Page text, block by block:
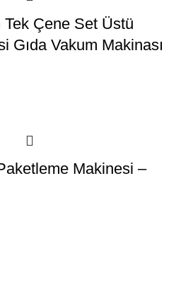
Çene Set Üstü
Gıda Vakum Makinası
Makinesi –